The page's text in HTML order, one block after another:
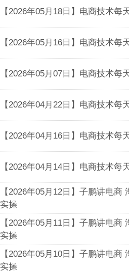
【2026年05月18日】电商技术
【2026年05月16日】电商技术
【2026年05月07日】电商技术
【2026年04月22日】电商技术
【2026年04月16日】电商技术
【2026年04月14日】电商技术
【2026年05月12日】子鹏讲电
实操
【2026年05月11日】子鹏讲电
实操
【2026年05月10日】子鹏讲电
实操